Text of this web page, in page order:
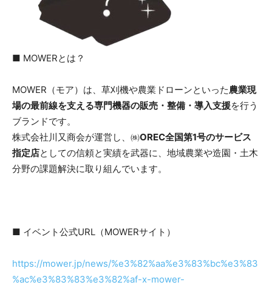
■ MOWERとは？
MOWER（モア）は、草刈機や農業ドローンといった農業現
場の最前線を支える専門機器の販売・整備・導入支援を行う
ブランドです。
株式会社川又商会が運営し、㈱OREC全国第1号のサービス
指定店としての信頼と実績を武器に、地域農業や造園・土木
分野の課題解決に取り組んでいます。
■ イベント公式URL（MOWERサイト）
https://mower.jp/news/%e3%82%aa%e3%83%bc%e3%83
%ac%e3%83%83%e3%82%af-x-mower-